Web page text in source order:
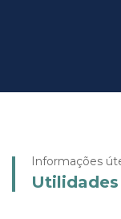
Informações